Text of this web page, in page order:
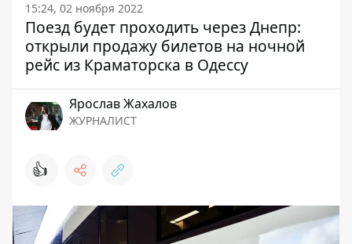
15:24, 02 ноября 2022
Поезд будет проходить через Днепр:
открыли продажу билетов на ночной
рейс из Краматорска в Одессу
Ярослав Жахалов
ЖУРНАЛИСТ
👍